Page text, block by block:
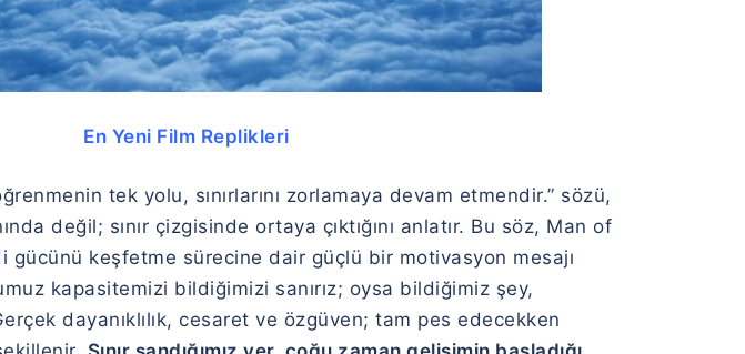
En Yeni Film Replikleri
tek yolu, sınırlarını zorlamaya devam etmendir.” sözü,
değil; sınır çizgisinde ortaya çıktığını anlatır. Bu söz, Man of
gücünü keşfetme sürecine dair güçlü bir motivasyon mesajı
kapasitemizi bildiğimizi sanırız; oysa bildiğimiz şey,
dayanıklılık, cesaret ve özgüven; tam pes edecekken